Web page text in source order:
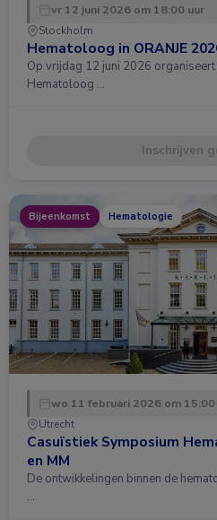
vr 12 juni 2026 om 18:00 uur
Stockholm
Hematoloog in ORANJE
Op vrijdag 12 juni 2026
Hematoloog …
Inschrijven
Bijeenkomst Hematologie
wo 11 februari 2026 om 15:00
Utrecht
Casuïstiek Symposium
en MM
De ontwikkelingen binnen de
…